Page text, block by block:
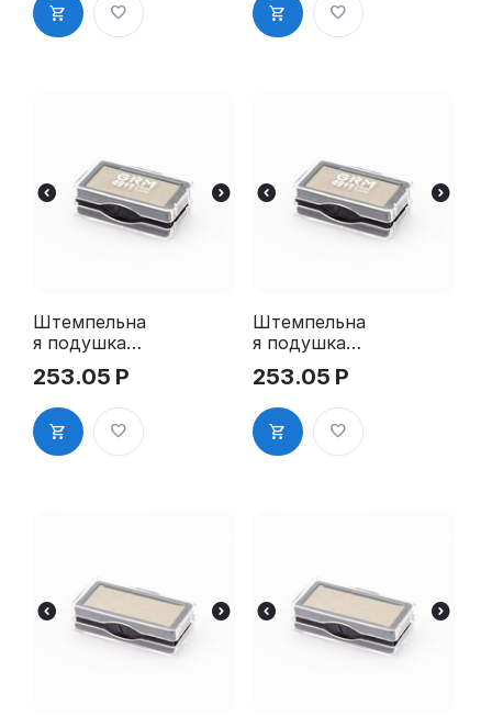
Штемпельна
я подушка
для GRM
4911 2Pads
253.05 Р
Штемпельна
я подушка
для GRM
4911 2Pads,
синяя
253.05 Р